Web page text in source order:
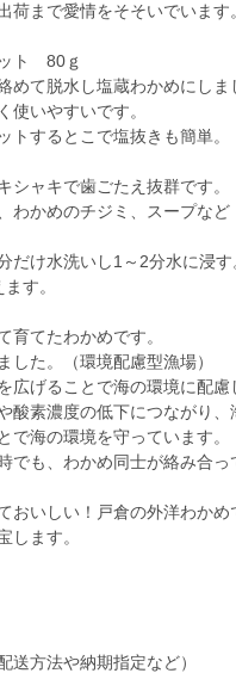
荷まで愛情をそそいでいます。
ト 80ｇ
めて脱水し塩蔵わかめにしま
使いやすいです。
トするとこで塩抜きも簡単。
シャキで歯ごたえ抜群です。
わかめのチジミ、スープなど
だけ水洗いし1～2分水に浸す
す。
育てたわかめです。
した。（環境配慮型漁場）
広げることで海の環境に配慮
酸素濃度の低下につながり、
で海の環境を守っています。
でも、わかめ同士が絡み合
おいしい！戸倉の外洋わかめ
します。
方法や納期指定など）